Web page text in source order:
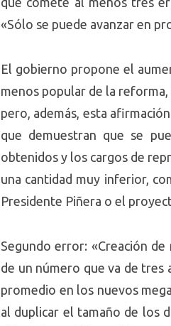
«Sólo se puede avanzar en
El gobierno propone el
menos popular de la reforma,
pero, además, esta
que demuestran que se
obtenidos y los cargos de
una cantidad muy inferior,
Presidente Piñera o el
Segundo error: «Creación
de un número que va de
promedio en los nuevos
al duplicar el tamaño de los